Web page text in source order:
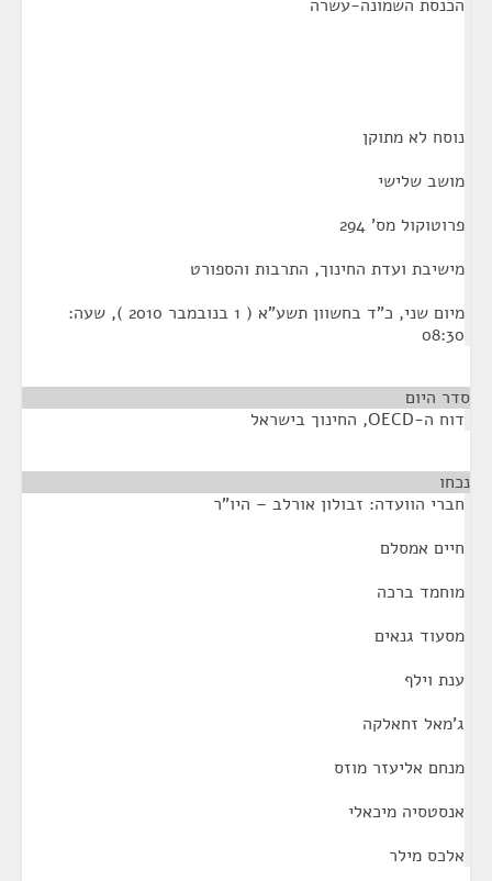
הכנסת השמונה-עשרה
נוסח לא מתוקן
מושב שלישי
פרוטוקול מס' 294
מישיבת ועדת החינוך, התרבות והספורט
מיום שני, כ"ד בחשוון תשע"א ( 1 בנובמבר 2010 ), שעה:
08:30
סדר היום
דוח ה-OECD, החינוך בישראל
נכחו
חברי הוועדה: זבולון אורלב – היו"ר
חיים אמסלם
מוחמד ברכה
מסעוד גנאים
ענת וילף
ג'מאל זחאלקה
מנחם אליעזר מוזס
אנסטסיה מיכאלי
אלכס מילר